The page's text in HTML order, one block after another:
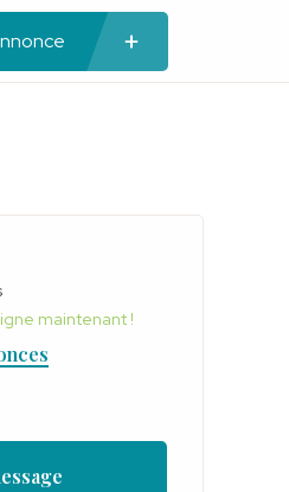
maintenant !